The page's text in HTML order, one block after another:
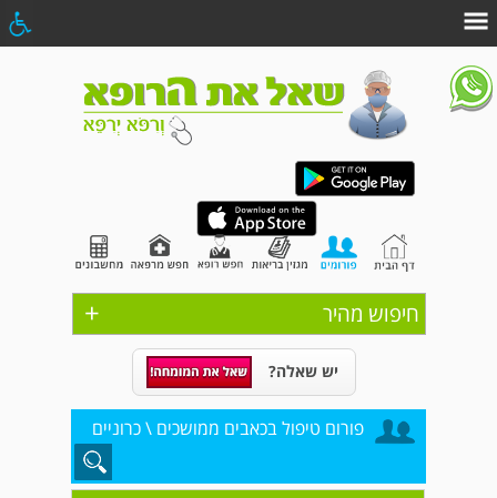
+ חיפוש מהיר
יש שאלה?
פורום טיפול בכאבים ממושכים \ כרוניים